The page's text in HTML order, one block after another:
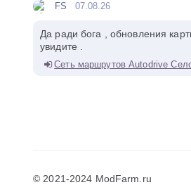
FS 07.08.26
Да ради бога , обновления
увидите .
Сеть маршрутов Autodrive
© 2021-2024 ModFarm.ru